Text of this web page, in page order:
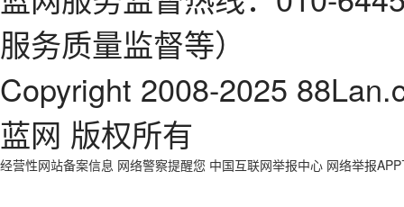
服务质量监督等）
Copyright 2008-2025
蓝网 版权所有
经营性网站备案信息 网络警察提醒您 中国互联网举报中心 网络举报